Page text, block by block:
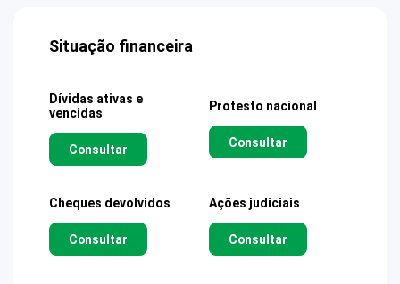
Situação financeira
Dívidas ativas e
vencidas
Consultar
Protesto nacional
Consultar
Cheques devolvidos
Consultar
Ações judiciais
Consultar